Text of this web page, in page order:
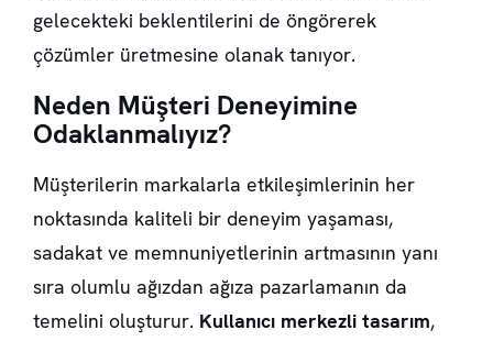
gelecekteki beklentilerini de öngörerek
çözümler üretmesine olanak tanıyor.
Neden Müşteri Deneyimine
Odaklanmalıyız?
Müşterilerin markalarla etkileşimlerinin her
noktasında kaliteli bir deneyim yaşaması,
sadakat ve memnuniyetlerinin artmasının yanı
sıra olumlu ağızdan ağıza pazarlamanın da
temelini oluşturur. Kullanıcı merkezli tasarım,